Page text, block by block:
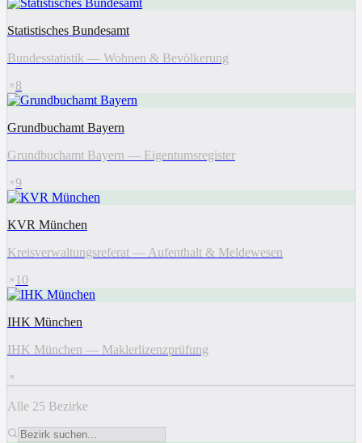
Statistisches Bundesamt
Bundesstatistik — Wohnen & Bevölkerung
8
Grundbuchamt Bayern
Grundbuchamt Bayern — Eigentumsregister
9
KVR München
Kreisverwaltungsreferat — Aufenthalt & Meldewesen
10
IHK München
IHK München — Maklerlizenzprüfung
Alle 25 Bezirke